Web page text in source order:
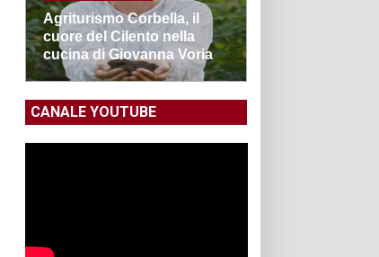
Agriturismo Corbella, il
cuore del Cilento nella
cucina di Giovanna Voria
CANALE YOUTUBE